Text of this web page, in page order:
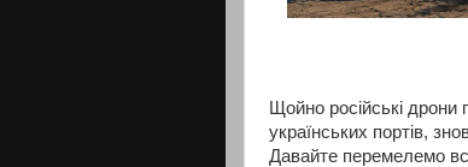
Щойно російські
українських портів,
Давайте перемелемо